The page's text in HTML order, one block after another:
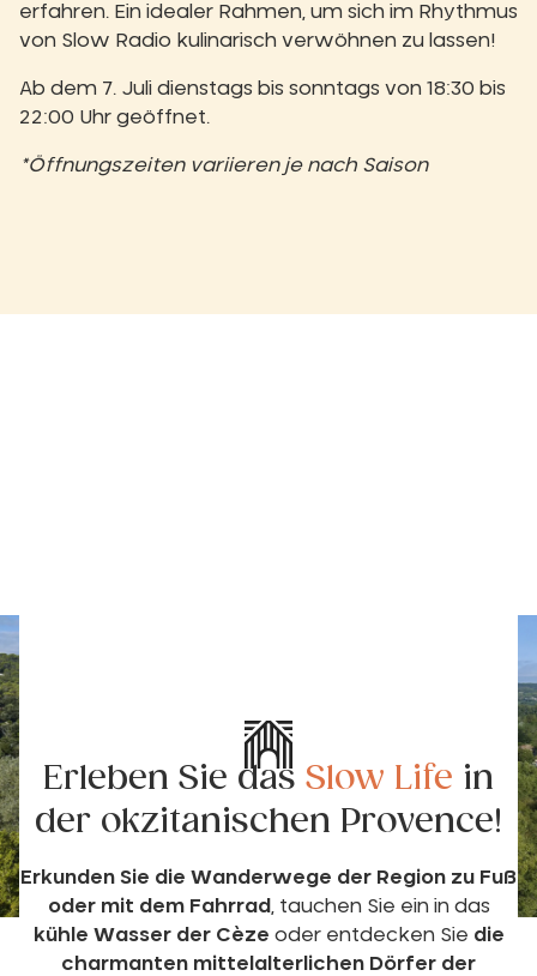
erfahren. Ein idealer Rahmen, um sich im Rhythmus
von Slow Radio kulinarisch verwöhnen zu lassen!
Ab dem 7. Juli dienstags bis sonntags von 18:30 bis
22:00 Uhr geöffnet.
*Öffnungszeiten variieren je nach Saison
Erleben Sie das Slow Life in
der okzitanischen Provence!
Erkunden Sie die Wanderwege der Region zu Fuß
oder mit dem Fahrrad, tauchen Sie ein in das
kühle Wasser der Cèze oder entdecken Sie die
charmanten mittelalterlichen Dörfer der